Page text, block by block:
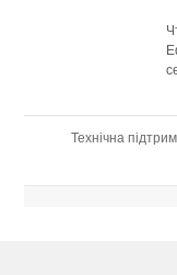
Технічна